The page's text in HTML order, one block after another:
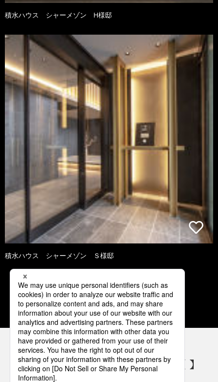
積水ハウス シャーメゾン H様邸
積水ハウス シャーメゾン Ｓ様邸
1 2 3 4 5
パナソニックの電気設備 SNSアカウント